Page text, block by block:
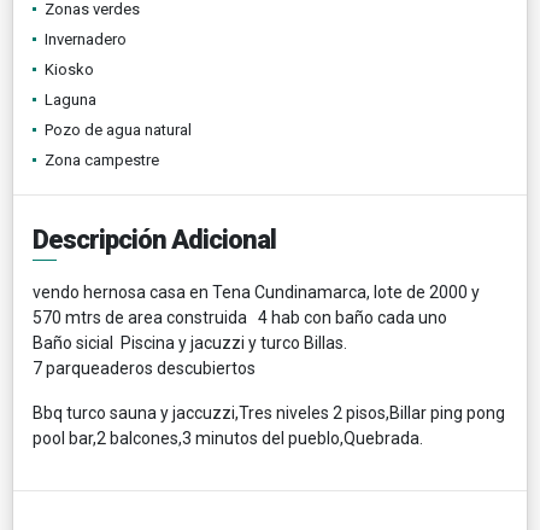
Zonas verdes
Invernadero
Kiosko
Laguna
Pozo de agua natural
Zona campestre
Descripción Adicional
vendo hernosa casa en Tena Cundinamarca, lote de 2000 y
570 mtrs de area construida 4 hab con baño cada uno
Baño sicial Piscina y jacuzzi y turco Billas.
7 parqueaderos descubiertos
Bbq turco sauna y jaccuzzi,Tres niveles 2 pisos,Billar ping pong
pool bar,2 balcones,3 minutos del pueblo,Quebrada.